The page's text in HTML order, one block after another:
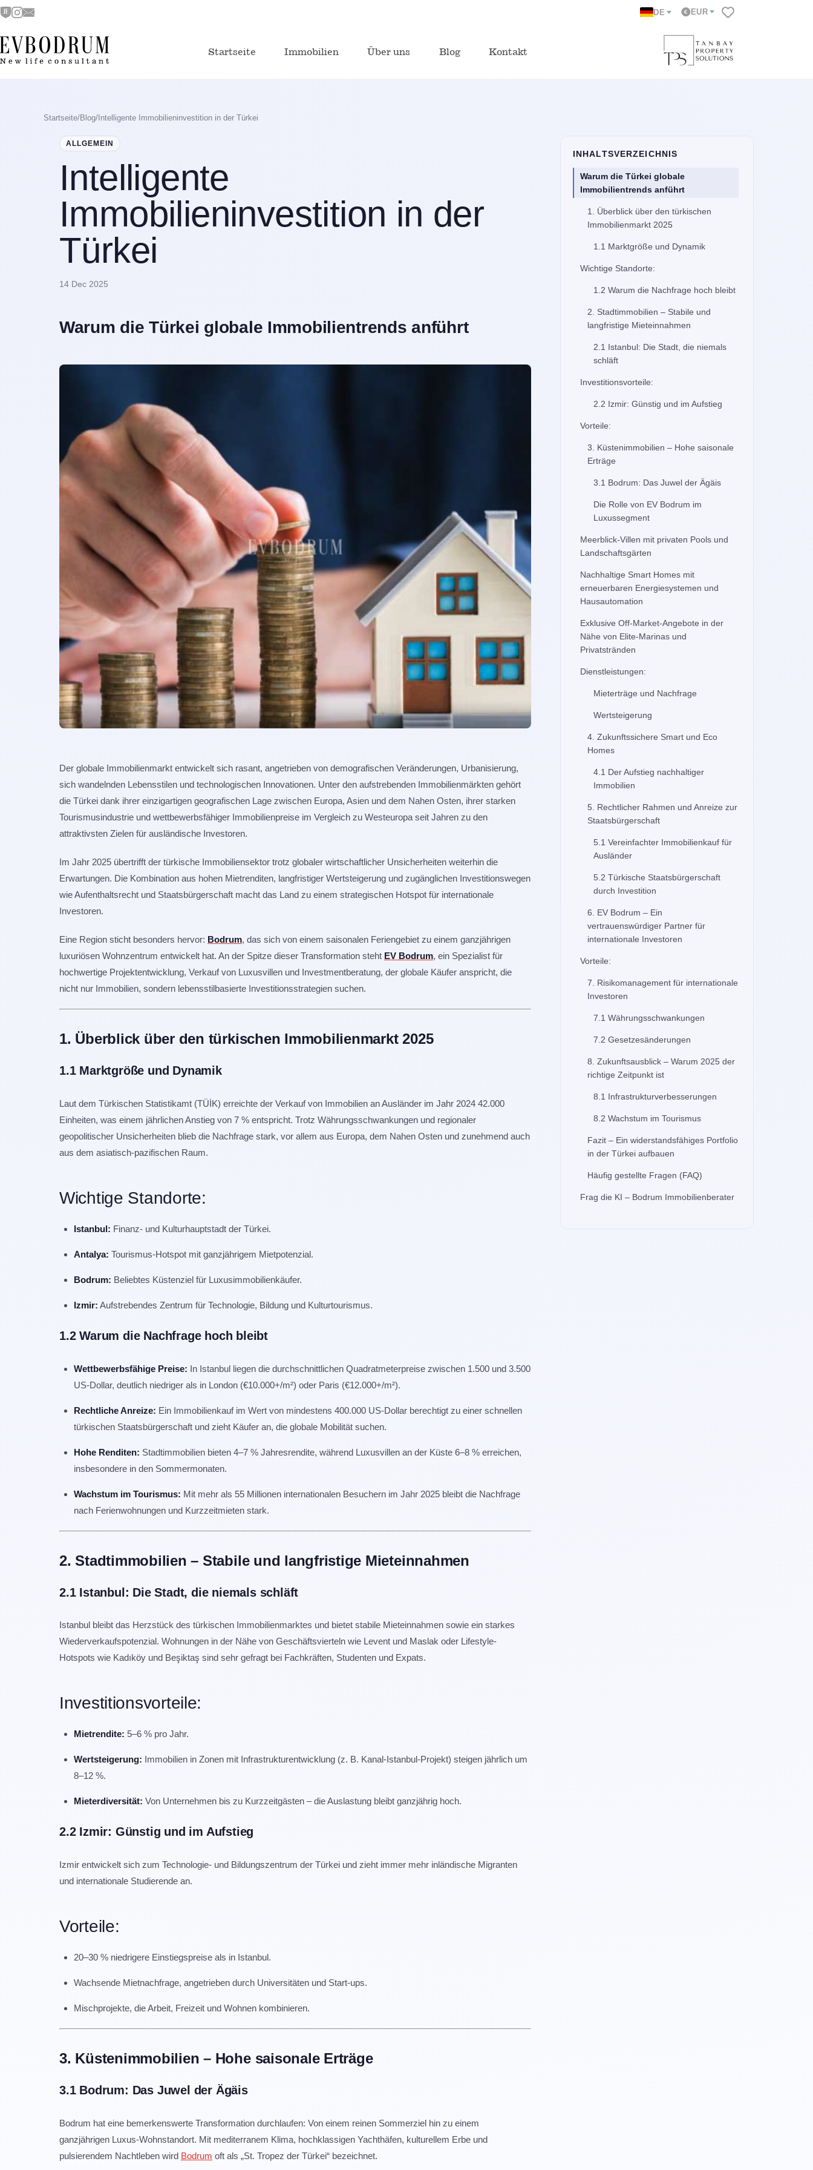
DE EUR
Startseite Immobilien Über uns Blog Kontakt
Startseite/Blog/ Intelligente Immobilieninvestition in der Türkei
ALLGEMEIN
Intelligente
Immobilieninvestition in der
Türkei
14 Dec 2025
Warum die Türkei globale Immobilientrends anführt
Der globale Immobilienmarkt entwickelt sich rasant, angetrieben von demografischen Veränderungen, Urbanisierung,
sich wandelnden Lebensstilen und technologischen Innovationen. Unter den aufstrebenden Immobilienmärkten gehört
die Türkei dank ihrer einzigartigen geografischen Lage zwischen Europa, Asien und dem Nahen Osten, ihrer starken
Tourismusindustrie und wettbewerbsfähiger Immobilienpreise im Vergleich zu Westeuropa seit Jahren zu den
attraktivsten Zielen für ausländische Investoren.
Im Jahr 2025 übertrifft der türkische Immobiliensektor trotz globaler wirtschaftlicher Unsicherheiten weiterhin die
Erwartungen. Die Kombination aus hohen Mietrenditen, langfristiger Wertsteigerung und zugänglichen Investitionswegen
wie Aufenthaltsrecht und Staatsbürgerschaft macht das Land zu einem strategischen Hotspot für internationale
Investoren.
Eine Region sticht besonders hervor: Bodrum, das sich von einem saisonalen Feriengebiet zu einem ganzjährigen
luxuriösen Wohnzentrum entwickelt hat. An der Spitze dieser Transformation steht EV Bodrum, ein Spezialist für
hochwertige Projektentwicklung, Verkauf von Luxusvillen und Investmentberatung, der globale Käufer anspricht, die
nicht nur Immobilien, sondern lebensstilbasierte Investitionsstrategien suchen.
1. Überblick über den türkischen Immobilienmarkt 2025
1.1 Marktgröße und Dynamik
Laut dem Türkischen Statistikamt (TÜİK) erreichte der Verkauf von Immobilien an Ausländer im Jahr 2024 42.000
Einheiten, was einem jährlichen Anstieg von 7 % entspricht. Trotz Währungsschwankungen und regionaler
geopolitischer Unsicherheiten blieb die Nachfrage stark, vor allem aus Europa, dem Nahen Osten und zunehmend auch
aus dem asiatisch-pazifischen Raum.
Wichtige Standorte:
Istanbul: Finanz- und Kulturhauptstadt der Türkei.
Antalya: Tourismus-Hotspot mit ganzjährigem Mietpotenzial.
Bodrum: Beliebtes Küstenziel für Luxusimmobilienkäufer.
Izmir: Aufstrebendes Zentrum für Technologie, Bildung und Kulturtourismus.
1.2 Warum die Nachfrage hoch bleibt
Wettbewerbsfähige Preise: In Istanbul liegen die durchschnittlichen Quadratmeterpreise zwischen 1.500 und 3.500
US-Dollar, deutlich niedriger als in London (€10.000+/m²) oder Paris (€12.000+/m²).
Rechtliche Anreize: Ein Immobilienkauf im Wert von mindestens 400.000 US-Dollar berechtigt zu einer schnellen
türkischen Staatsbürgerschaft und zieht Käufer an, die globale Mobilität suchen.
Hohe Renditen: Stadtimmobilien bieten 4–7 % Jahresrendite, während Luxusvillen an der Küste 6–8 % erreichen,
insbesondere in den Sommermonaten.
Wachstum im Tourismus: Mit mehr als 55 Millionen internationalen Besuchern im Jahr 2025 bleibt die Nachfrage
nach Ferienwohnungen und Kurzzeitmieten stark.
2. Stadtimmobilien – Stabile und langfristige Mieteinnahmen
2.1 Istanbul: Die Stadt, die niemals schläft
Istanbul bleibt das Herzstück des türkischen Immobilienmarktes und bietet stabile Mieteinnahmen sowie ein starkes
Wiederverkaufspotenzial. Wohnungen in der Nähe von Geschäftsvierteln wie Levent und Maslak oder Lifestyle-
Hotspots wie Kadıköy und Beşiktaş sind sehr gefragt bei Fachkräften, Studenten und Expats.
Investitionsvorteile:
Mietrendite: 5–6 % pro Jahr.
Wertsteigerung: Immobilien in Zonen mit Infrastrukturentwicklung (z. B. Kanal-Istanbul-Projekt) steigen jährlich um
8–12 %.
Mieterdiversität: Von Unternehmen bis zu Kurzzeitgästen – die Auslastung bleibt ganzjährig hoch.
2.2 Izmir: Günstig und im Aufstieg
Izmir entwickelt sich zum Technologie- und Bildungszentrum der Türkei und zieht immer mehr inländische Migranten
und internationale Studierende an.
Vorteile:
20–30 % niedrigere Einstiegspreise als in Istanbul.
Wachsende Mietnachfrage, angetrieben durch Universitäten und Start-ups.
Mischprojekte, die Arbeit, Freizeit und Wohnen kombinieren.
3. Küstenimmobilien – Hohe saisonale Erträge
3.1 Bodrum: Das Juwel der Ägäis
Bodrum hat eine bemerkenswerte Transformation durchlaufen: Von einem reinen Sommerziel hin zu einem
ganzjährigen Luxus-Wohnstandort. Mit mediterranem Klima, hochklassigen Yachthäfen, kulturellem Erbe und
pulsierendem Nachtleben wird Bodrum oft als „St. Tropez der Türkei“ bezeichnet.
INHALTSVERZEICHNIS
Warum die Türkei globale
Immobilientrends anführt
1. Überblick über den türkischen
Immobilienmarkt 2025
1.1 Marktgröße und Dynamik
Wichtige Standorte:
1.2 Warum die Nachfrage hoch bleibt
2. Stadtimmobilien – Stabile und
langfristige Mieteinnahmen
2.1 Istanbul: Die Stadt, die niemals
schläft
Investitionsvorteile:
2.2 Izmir: Günstig und im Aufstieg
Vorteile:
3. Küstenimmobilien – Hohe saisonale
Erträge
3.1 Bodrum: Das Juwel der Ägäis
Die Rolle von EV Bodrum im
Luxussegment
Meerblick-Villen mit privaten Pools und
Landschaftsgärten
Nachhaltige Smart Homes mit
erneuerbaren Energiesystemen und
Hausautomation
Exklusive Off-Market-Angebote in der
Nähe von Elite-Marinas und
Privatstränden
Dienstleistungen:
Mieterträge und Nachfrage
Wertsteigerung
4. Zukunftssichere Smart und Eco
Homes
4.1 Der Aufstieg nachhaltiger
Immobilien
5. Rechtlicher Rahmen und Anreize zur
Staatsbürgerschaft
5.1 Vereinfachter Immobilienkauf für
Ausländer
5.2 Türkische Staatsbürgerschaft
durch Investition
6. EV Bodrum – Ein
vertrauenswürdiger Partner für
internationale Investoren
Vorteile:
7. Risikomanagement für internationale
Investoren
7.1 Währungsschwankungen
7.2 Gesetzesänderungen
8. Zukunftsausblick – Warum 2025 der
richtige Zeitpunkt ist
8.1 Infrastrukturverbesserungen
8.2 Wachstum im Tourismus
Fazit – Ein widerstandsfähiges Portfolio
in der Türkei aufbauen
Häufig gestellte Fragen (FAQ)
Frag die KI – Bodrum Immobilienberater